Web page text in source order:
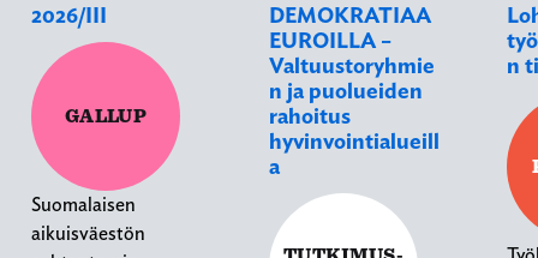
2026/III
GALLUP
Suomalaisen
aikuisväestön
DEMOKRATIAA
EUROILLA –
Valtuustoryhmie
n ja puolueiden
rahoitus
hyvinvointialueill
a
n